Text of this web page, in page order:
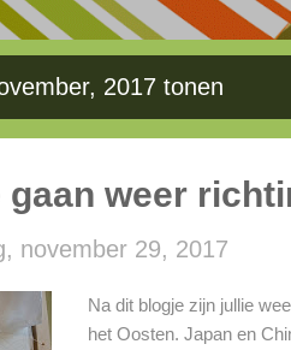
2017 tonen
gaan weer
november 29, 2017
Na dit blogje zijn jullie
het Oosten. Japan en